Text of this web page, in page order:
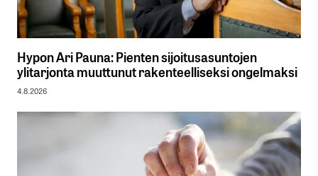
Hypon Ari Pauna: Pienten sijoitusasuntojen
ylitarjonta muuttunut rakenteelliseksi ongelmaksi
4.8.2026